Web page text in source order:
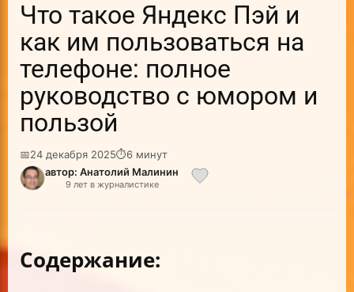
Что такое Яндекс Пэй и
как им пользоваться на
телефоне: полное
руководство с юмором и
пользой
📅24 декабря 2025⏱6 минут
автор: Анатолий Малинин
9 лет в журналистике
Содержание: